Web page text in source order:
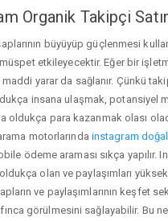
Organik Takipçi
büyüyüp güçlenmesi
etkileyecektir. Eğer bir
yarar da sağlanır. Çünkü
insana ulaşmak, potansiyel
oldukça para kazanmak olası
motorlarında instagram
ödeme araması sıkça yapılır.
olan ve paylaşımları
ve paylaşımlarının keşfet
görülmesini sağlayabilir. Bu